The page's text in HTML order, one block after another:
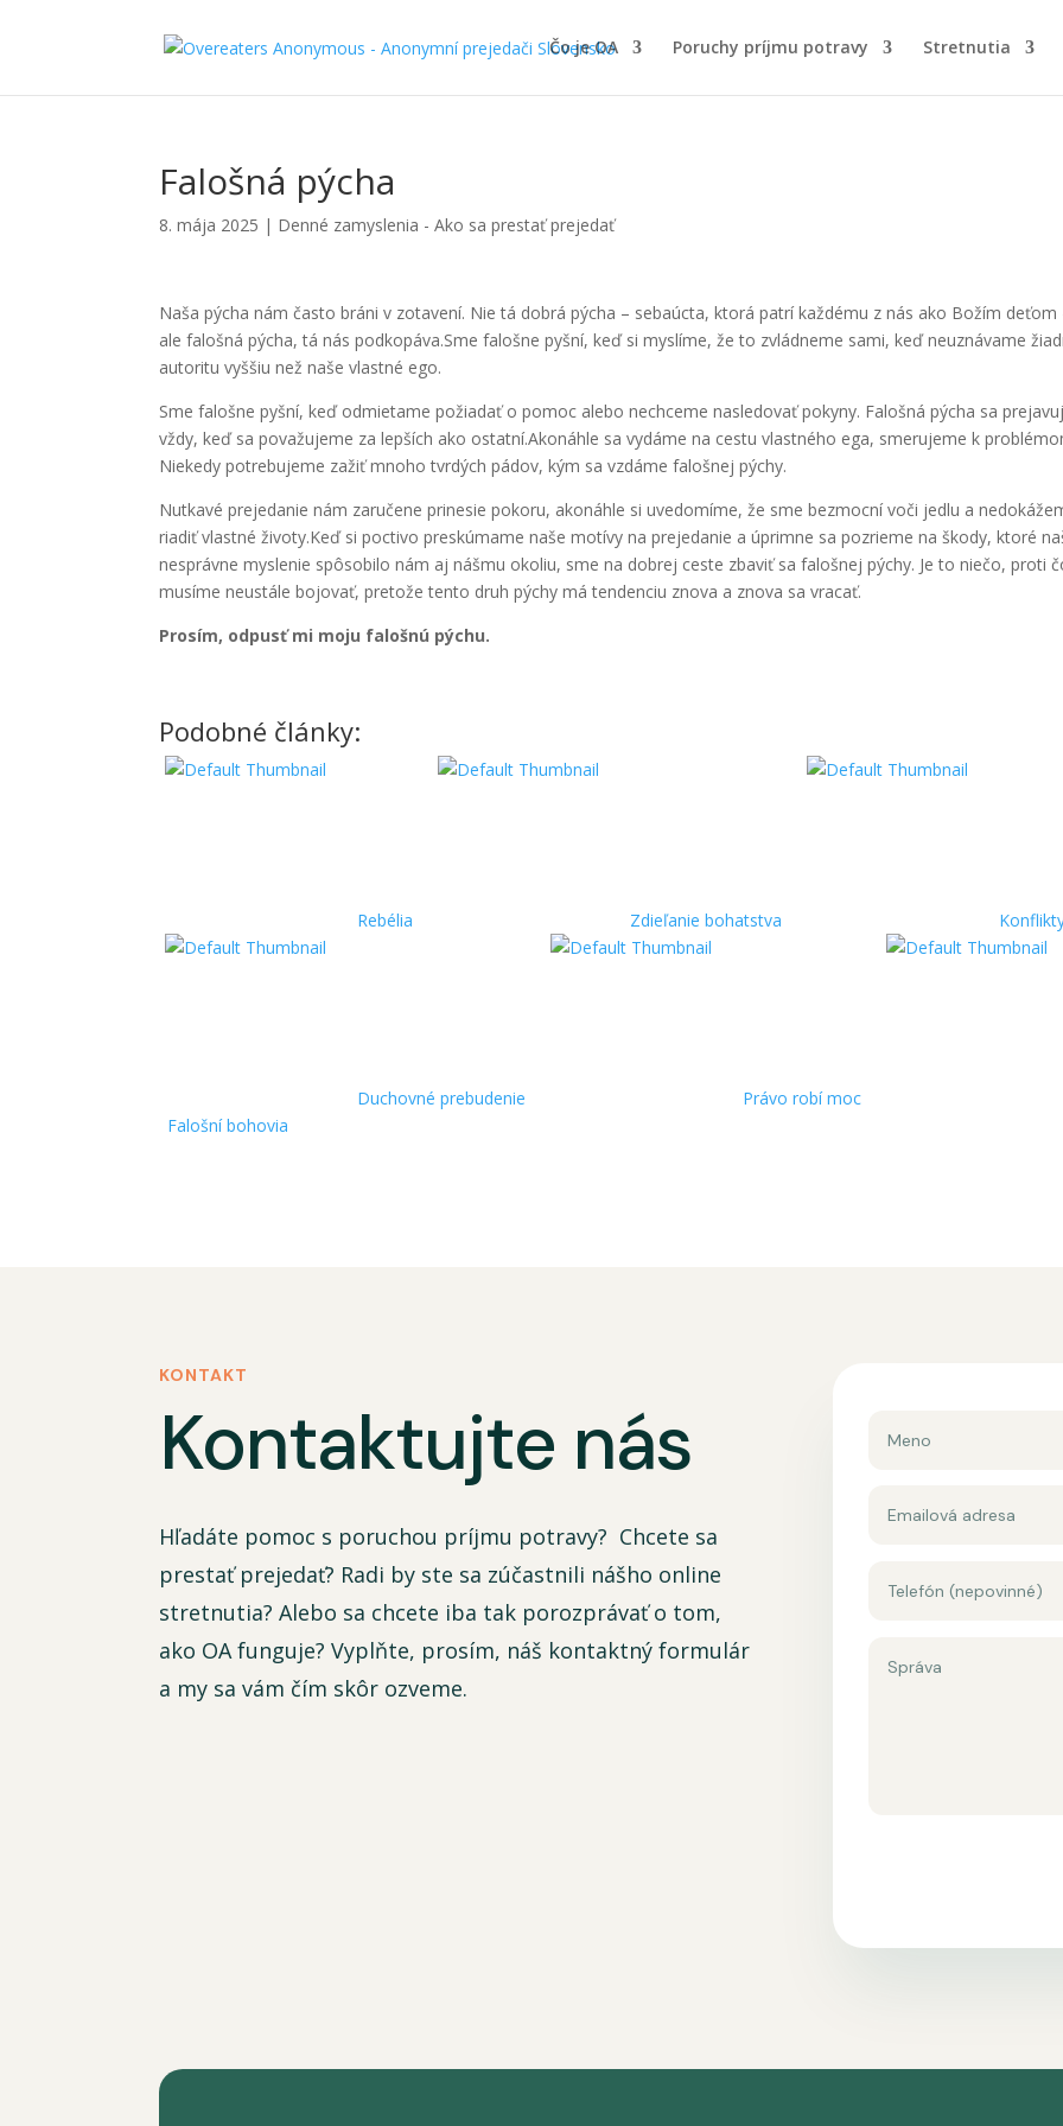
Čo je OA Poruchy príjmu potravy Stretnutia
Falošná pýcha
8. mája 2025 | Denné zamyslenia - Ako sa prestať prejedať
Naša pýcha nám často bráni v zotavení. Nie tá dobrá pýcha – sebaúcta, ktorá patrí každému z nás ako Božím deťom
ale falošná pýcha, tá nás podkopáva.Sme falošne pyšní, keď si myslíme, že to zvládneme sami, keď neuznávame
autoritu vyššiu než naše vlastné ego.
Sme falošne pyšní, keď odmietame požiadať o pomoc alebo nechceme nasledovať pokyny. Falošná pýcha sa
vždy, keď sa považujeme za lepších ako ostatní.Akonáhle sa vydáme na cestu vlastného ega, smerujeme k
Niekedy potrebujeme zažiť mnoho tvrdých pádov, kým sa vzdáme falošnej pýchy.
Nutkavé prejedanie nám zaručene prinesie pokoru, akonáhle si uvedomíme, že sme bezmocní voči jedlu a
riadiť vlastné životy.Keď si poctivo preskúmame naše motívy na prejedanie a úprimne sa pozrieme na škody, ktoré
nesprávne myslenie spôsobilo nám aj nášmu okoliu, sme na dobrej ceste zbaviť sa falošnej pýchy. Je to niečo, proti
musíme neustále bojovať, pretože tento druh pýchy má tendenciu znova a znova sa vracať.
Prosím, odpusť mi moju falošnú pýchu.
Podobné články:
Rebélia Zdieľanie bohatstva
Duchovné prebudenie
Právo robí moc
Falošní bohovia
KONTAKT
Kontaktujte nás
Hľadáte pomoc s poruchou príjmu potravy? Chcete sa
prestať prejedať? Radi by ste sa zúčastnili nášho online
stretnutia? Alebo sa chcete iba tak porozprávať o tom,
ako OA funguje? Vyplňte, prosím, náš kontaktný formulár
a my sa vám čím skôr ozveme.